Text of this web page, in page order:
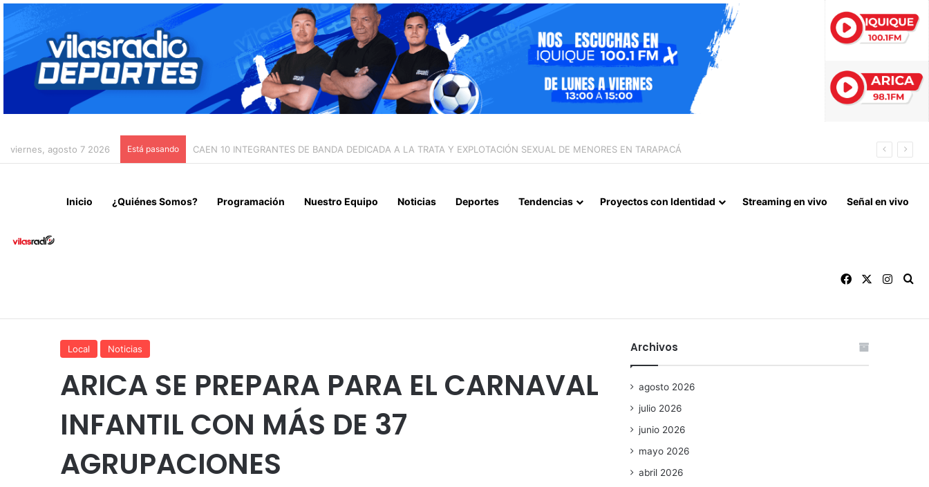
viernes, agosto 7 2026 Está pasando CON EMOTIVA ROMERÍA AL CEMENTERIO REMEMORAN A LOS DIFUNTOS EN LA FIESTA DE SAN LORENZO
Inicio ¿Quiénes Somos? Programación Nuestro Equipo Noticias Deportes Tendencias Proyectos con Identidad Streaming en vivo Señal en vivo
Facebook
Local Noticias
ARICA SE PREPARA PARA EL CARNAVAL
INFANTIL CON MÁS DE 37
AGRUPACIONES
Archivos
agosto 2026
julio 2026
junio 2026
mayo 2026
abril 2026